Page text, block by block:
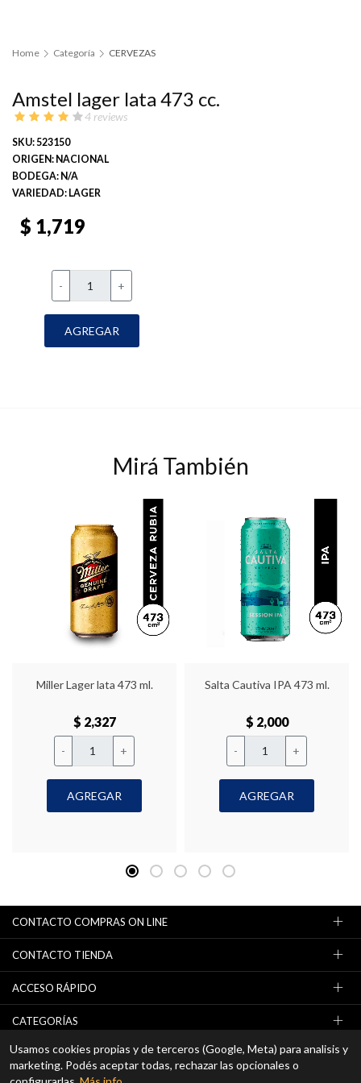
Home Categoría CERVEZAS
Amstel lager lata 473 cc.
4 reviews
SKU: 523150
ORIGEN: NACIONAL
BODEGA: N/A
VARIEDAD: LAGER
$ 1,719
- +
AGREGAR
Mirá También
Miller Lager lata 473 ml.
$ 2,327
- +
AGREGAR
Salta Cautiva IPA 473 ml.
$ 2,000
- +
AGREGAR
CONTACTO COMPRAS ON LINE
CONTACTO TIENDA
ACCESO RÁPIDO
CATEGORÍAS
NEWSLETTER (OFERTAS / PROMOCIONES)
Usamos cookies propias y de terceros (Google, Meta) para analisis y
marketing. Podés aceptar todas, rechazar las opcionales o